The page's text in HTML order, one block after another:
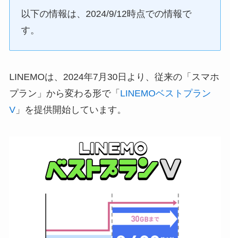
以下の情報は、2024/9/12時点での情報で
す。
LINEMOは、2024年7月30日より、従来の「スマホ
プラン」から変わる形で「 LINEMOベストプラン
V」を提供開始しています。